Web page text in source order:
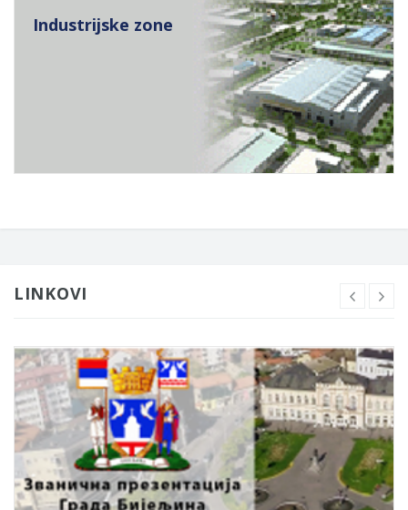
Industrijske zone
LINKOVI